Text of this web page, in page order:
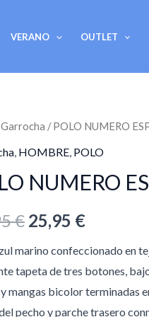
VERANO OUTLET
Garrocha / POLO NUMERO
HOMBRE POLO
NUMERO
€
El
precio
original
era:
29,95 €.
25,95 €
El
precio
actual
es:
25,95 €.
marino confeccionado en
tapeta de tres botones,
mangas bicolor terminadas
pecho y parche trasero